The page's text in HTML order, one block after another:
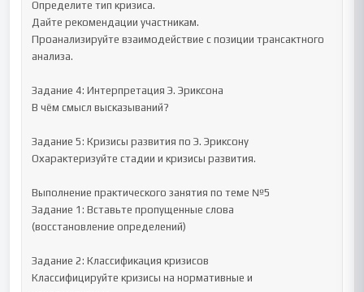
Определите тип кризиса.
Дайте рекомендации участникам.
Проанализируйте взаимодействие с позиции трансактного
анализа.
Задание 4: Интерпретация Э. Эриксона
В чём смысл высказываний?
Задание 5: Кризисы развития по Э. Эриксону
Охарактеризуйте стадии и кризисы развития.
Выполнение практического занятия по теме №5
Задание 1: Вставьте пропущенные слова
(восстановление определений)
Задание 2: Классификация кризисов
Классифицируйте кризисы на нормативные и